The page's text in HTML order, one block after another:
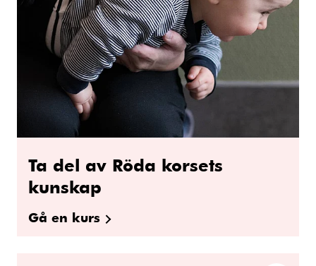
Ta del av Röda korsets
kunskap
Gå en kurs